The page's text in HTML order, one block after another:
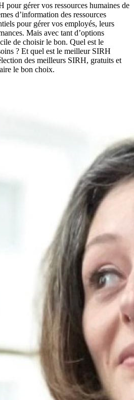
pour gérer vos ressources humaines de
d’information des ressources
pour gérer vos employés, leurs
Mais avec tant d’options
de choisir le bon. Quel est le
? Et quel est le meilleur SIRH
des meilleurs SIRH, gratuits et
le bon choix.